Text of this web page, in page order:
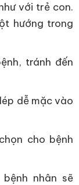
với trẻ con.
hướng trong
tránh đến
dễ mặc vào
cho bệnh
nhân sẽ